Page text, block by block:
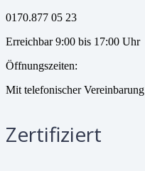
0170.877 05 23
Erreichbar 9:00 bis 17:00 Uhr
Öffnungszeiten:
Mit telefonischer Vereinbarung
Zertifiziert